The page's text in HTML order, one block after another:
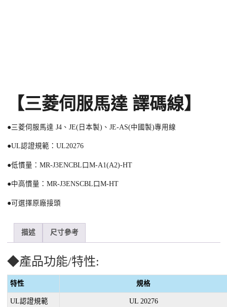
【三菱伺服馬達 譯碼線】
●三菱伺服馬達 J4、JE(日本製)、JE-AS(中國製)專用線
●UL認證規範：UL20276
●低慣量：MR-J3ENCBL口M-A1(A2)-HT
●中高慣量：MR-J3ENSCBL口M-HT
●可選擇原廠接頭
描述 尺寸參考
◆產品功能/特性:
特性 規格
UL認證規範 UL 20276